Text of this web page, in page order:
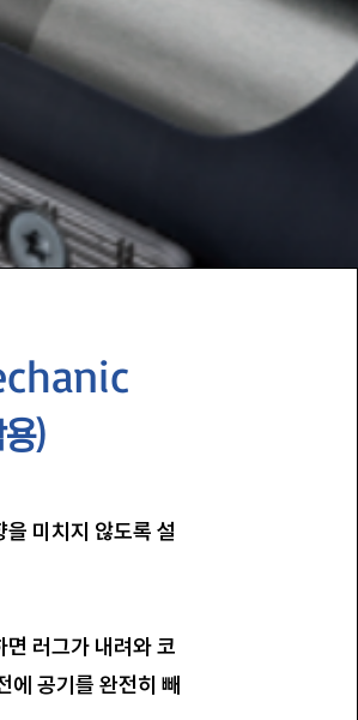
)
미치지 않도록 설
러그가 내려와 코
에 공기를 완전히 빼